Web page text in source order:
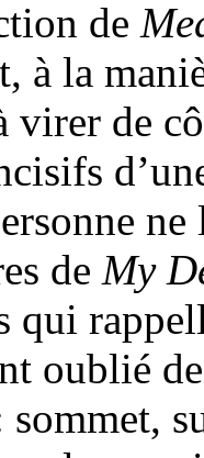
de
à la
virer de
de My
qui
oublié